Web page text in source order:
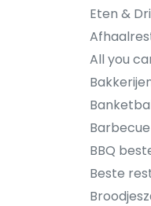
Eten &
All you
BBQ
Beste